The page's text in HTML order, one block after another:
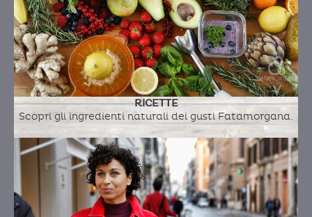
RICETTE
Scopri gli ingredienti naturali dei gusti Fatamorgana.